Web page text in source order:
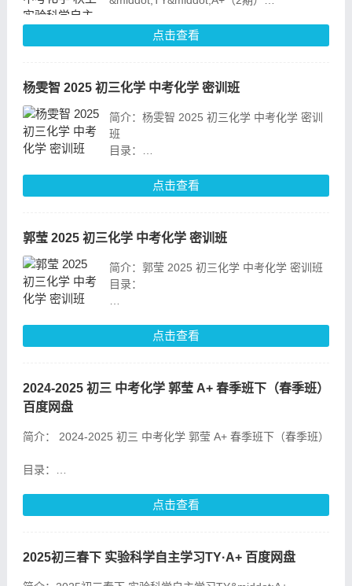
├─01_实验有意思（含导学）
│ 01.
点击查看
杨雯智 2025 初三化学 中考化学 密训班
简介：杨雯智 2025 初三化学 中考化学 密训
班
目录：
TY_ev.mp4
02 陈耀泉 25年实验科学密卷精讲(二)-A+班
03 肖建良 25年实验科
点击查看
郭莹 2025 初三化学 中考化学 密训班
简介：郭莹 2025 初三化学 中考化学 密训班
目录：
01 杨雯智 25年实验科学密卷精讲(一)-A+班
TY_ev.mp4
TY_ev.mp4
点击查看
2024-2025 初三 中考化学 郭莹 A+ 春季班下（春季班）
百度网盘
简介： 2024-2025 初三 中考化学 郭莹 A+ 春季班下（春季班）
目录：
02.【题型突破】酸碱盐基础.mp4
03.【易错题专项】春A+班TY-12.mp4
点击查看
2025初三春下 实验科学自主学习TY·A+ 百度网盘